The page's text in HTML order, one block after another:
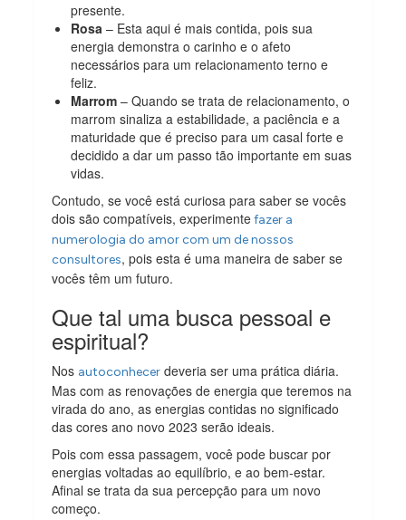
presente.
Rosa – Esta aqui é mais contida, pois sua
energia demonstra o carinho e o afeto
necessários para um relacionamento terno e
feliz.
Marrom – Quando se trata de relacionamento, o
marrom sinaliza a estabilidade, a paciência e a
maturidade que é preciso para um casal forte e
decidido a dar um passo tão importante em suas
vidas.
Contudo, se você está curiosa para saber se vocês
dois são compatíveis, experimentefazer a
numerologia do amor com um de nossos
consultores, pois esta é uma maneira de saber se
vocês têm um futuro.
Que tal uma busca pessoal e
espiritual?
Nos autoconhecer deveria ser uma prática diária.
Mas com as renovações de energia que teremos na
virada do ano, as energias contidas no significado
das cores ano novo 2023 serão ideais.
Pois com essa passagem, você pode buscar por
energias voltadas ao equilíbrio, e ao bem-estar.
Afinal se trata da sua percepção para um novo
começo.